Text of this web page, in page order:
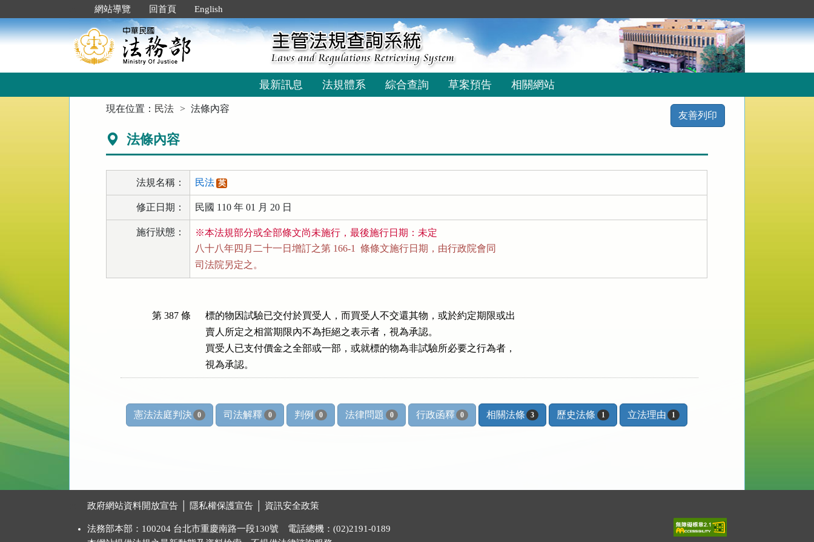
到
主
要
網站導覽 回首頁 English
最新訊息 法規體系 綜合查詢 草案預告 相關網站
現在位置： 民法 法條內容
友善列印
法條內容
法規名稱： 民法 英
修正日期： 民國 110 年 01 月 20 日
施行狀態：
※本法規部分或全部條文尚未施行，最後施行日期：未定
八十八年四月二十一日增訂之第 166-1  條條文施行日期，由行政院會同
司法院另定之。
第 387 條
標的物因試驗已交付於買受人，而買受人不交還其物，或於約定期限或出
賣人所定之相當期限內不為拒絕之表示者，視為承認。
買受人已支付價金之全部或一部，或就標的物為非試驗所必要之行為者，
視為承認。
憲法法庭判決 0 司法解釋 0 判例 0 法律問題 0 行政函釋 0 相關法條 3 歷史法條 1 立法理由 1
政府網站資料開放宣告 隱私權保護宣告 資訊安全政策
法務部本部：100204 台北市重慶南路一段130號 電話總機：(02)2191-0189